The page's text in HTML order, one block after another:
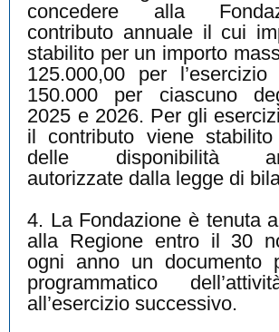
concedere alla
contributo annuale il cui
stabilito per un importo
125.000,00 per
150.000 per ciascuno
2025 e 2026. Per gli
il contributo viene stabilito
delle disponibilità
autorizzate dalla legge di
4. La Fondazione è tenuta
alla Regione entro il 30
ogni anno un documento
programmatico
all’esercizio successivo.